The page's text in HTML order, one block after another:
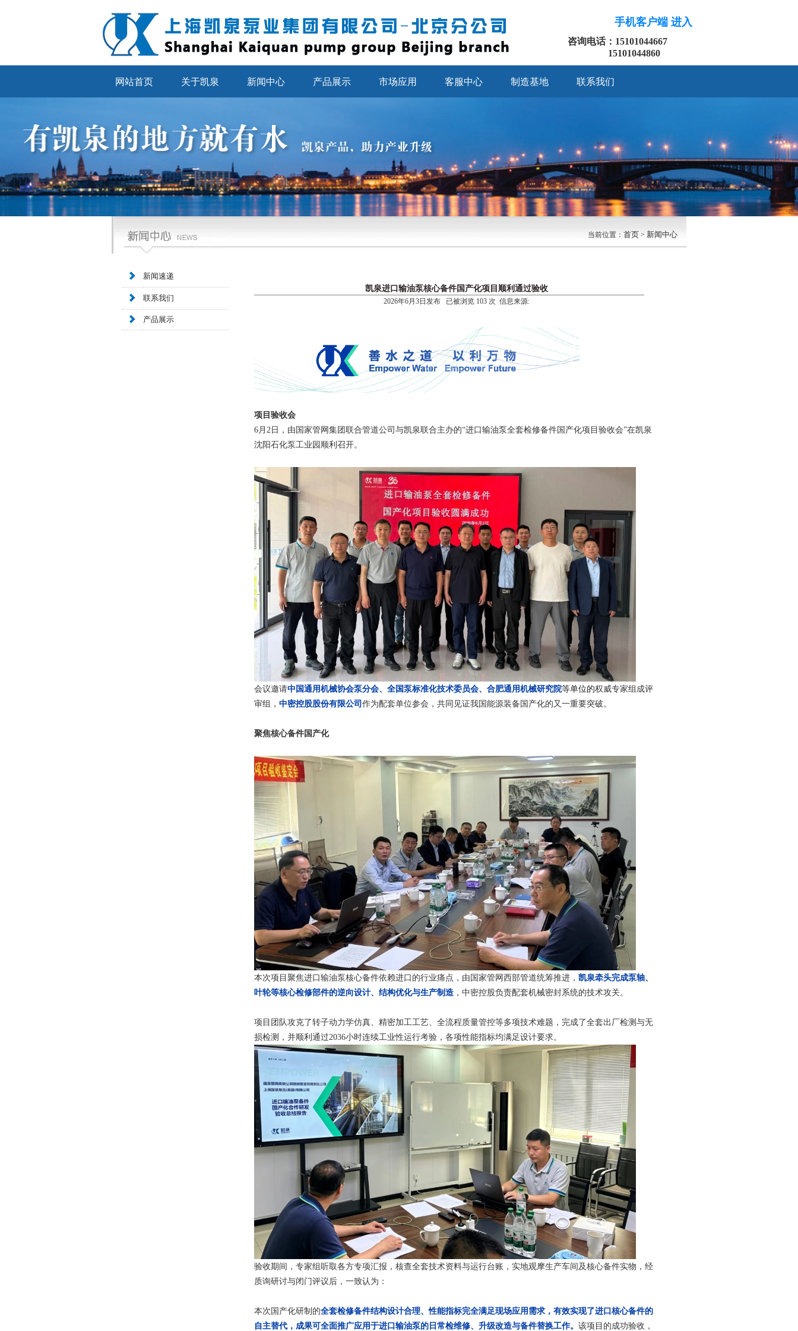
手机客户端 进入
咨询电话：15101044667
15101044860
网站首页 关于凯泉 新闻中心 产品展示 市场应用 客服中心 制造基地 联系我们
当前位置： 首页 > 新闻中心
新闻速递
联系我们
产品展示
凯泉进口输油泵核心备件国产化项目顺利通过验收
2026年6月3日发布 已被浏览 103 次 信息来源:
项目验收会
6月2日，由国家管网集团联合管道公司与凯泉联合主办的“进口 输油泵全套检修备件国产化项目验收会”在凯泉
沈阳石化泵工业园顺利召开。
会议邀请中国通用机械协会泵分会、 全国泵标准化技术委员会、合肥通用机械研究院等单位的权威专家组成评
审组， 中密控股股份有限公司 作为配套单位参会，共同见证我国能源装备国产化的又一重要突破。
聚焦核心备件国产化
本次项目聚焦进口输油泵核心备件依赖进口的行业痛点，由国家管网西部管道统筹推进， 凯泉牵头完成泵轴、
叶轮等核心检修部件的逆向设计、结构优化与生产制造 ，中密控股负责配套机械密封系统的技术攻关。
项目团队攻克了转子动力学仿真、精密加工工艺、全流程质量管控等多项技术难题，完成了全套出厂检测与无
损检测，并顺利通过2036小时连续工业性运行考验，各项性能指标均满足设计要求。
验收期间，专家组听取各方专项汇报，核查全套技术资料与运行台账，实地观摩生产车间及核心备件实物，经
质询研讨与闭门评议后，一致认为：
本次国产化研制的全套检修备件结构设计合理、性能指标完全满足现场应用需求，有效实现了进口核心备件的
自主替代，成果可全面推广应用于进口输油泵的日常检维修、升级改造与备件替换工作。 该项目的成功验收，